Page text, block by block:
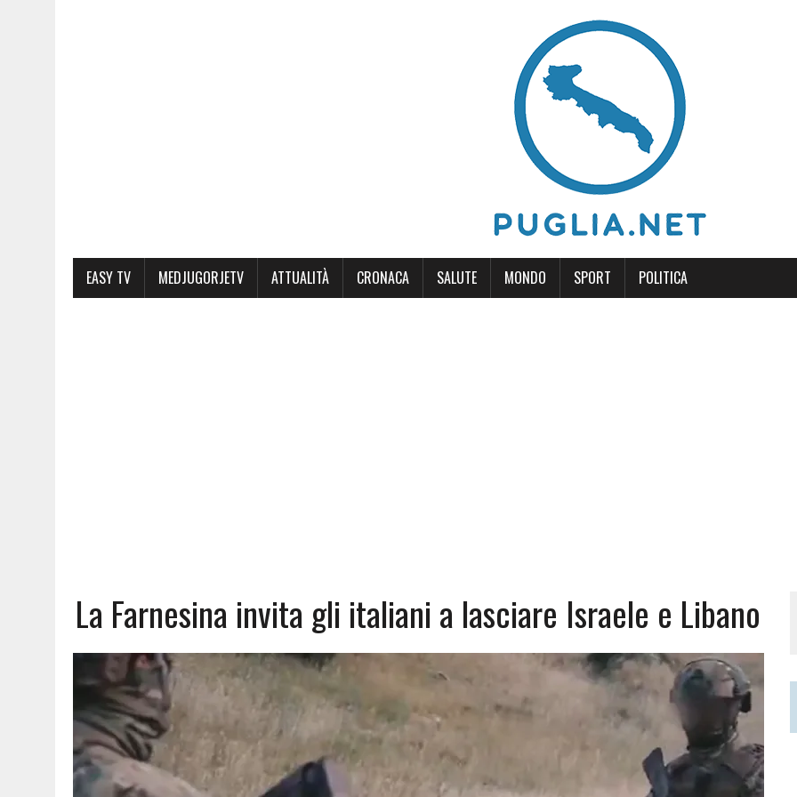
EASY TV MEDJUGORJETV ATTUALITÀ CRONACA SALUTE MONDO SPORT POLITICA
La Farnesina invita gli italiani a lasciare Israele e Libano